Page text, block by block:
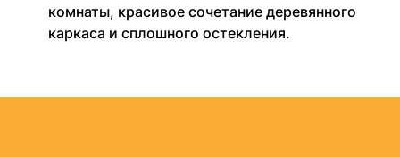
комнаты, красивое сочетание деревянного
каркаса и сплошного остекления.